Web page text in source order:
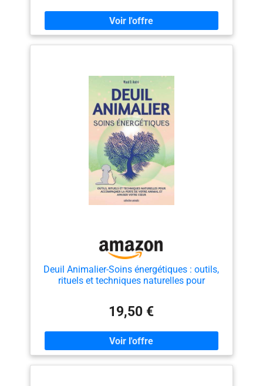
Deuil Animalier-Soins énergétiques : outils,
rituels et techniques naturelles pour
19,50 €